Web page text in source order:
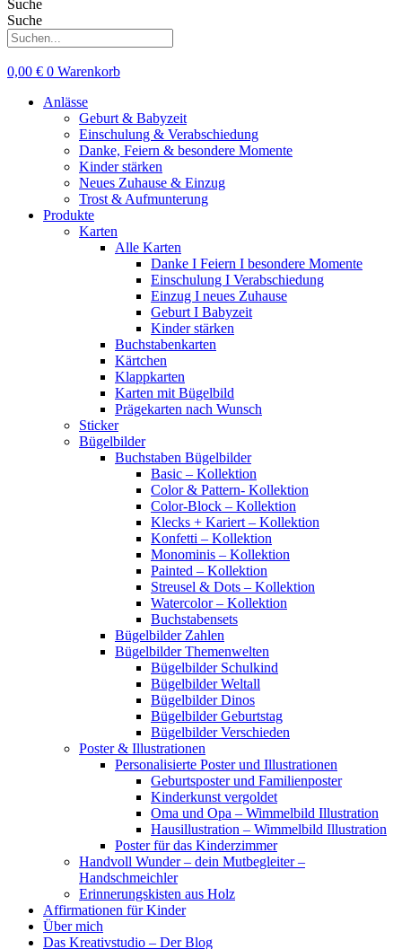
Suche
Suche
0,00 € 0 Warenkorb
Anlässe
Geburt & Babyzeit
Einschulung & Verabschiedung
Danke, Feiern & besondere Momente
Kinder stärken
Neues Zuhause & Einzug
Trost & Aufmunterung
Produkte
Karten
Alle Karten
Danke I Feiern I besondere Momente
Einschulung I Verabschiedung
Einzug I neues Zuhause
Geburt I Babyzeit
Kinder stärken
Buchstabenkarten
Kärtchen
Klappkarten
Karten mit Bügelbild
Prägekarten nach Wunsch
Sticker
Bügelbilder
Buchstaben Bügelbilder
Basic – Kollektion
Color & Pattern- Kollektion
Color-Block – Kollektion
Klecks + Kariert – Kollektion
Konfetti – Kollektion
Monominis – Kollektion
Painted – Kollektion
Streusel & Dots – Kollektion
Watercolor – Kollektion
Buchstabensets
Bügelbilder Zahlen
Bügelbilder Themenwelten
Bügelbilder Schulkind
Bügelbilder Weltall
Bügelbilder Dinos
Bügelbilder Geburtstag
Bügelbilder Verschieden
Poster & Illustrationen
Personalisierte Poster und Illustrationen
Geburtsposter und Familienposter
Kinderkunst vergoldet
Oma und Opa – Wimmelbild Illustration
Hausillustration – Wimmelbild Illustration
Poster für das Kinderzimmer
Handvoll Wunder – dein Mutbegleiter –
Handschmeichler
Erinnerungskisten aus Holz
Affirmationen für Kinder
Über mich
Das Kreativstudio – Der Blog